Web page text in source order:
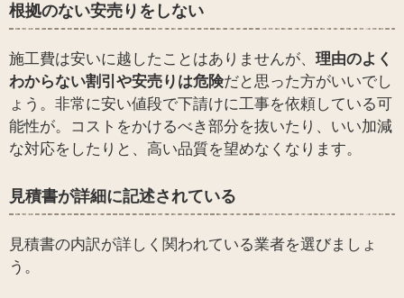
根拠のない安売りをしない
施工費は安いに越したことはありませんが、 理由のよく
わからない割引や安売りは危険だと思った方がいいでし
ょう。非常に安い値段で下請けに工事を依頼している可
能性が。コストをかけるべき部分を抜いたり、いい加減
な対応をしたりと、高い品質を望めなくなります。
見積書が詳細に記述されている
見積書の内訳が詳しく関われている業者を選びましょ
う。